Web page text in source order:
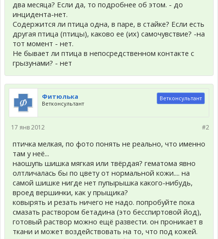
два месяца? Если да, то подробнее об этом. - до
инцидента-нет.
Содержится ли птица одна, в паре, в стайке? Если есть
другая птица (птицы), каково ее (их) самочувствие? -на
тот момент - нет.
Не бывает ли птица в непосредственном контакте с
грызунами? - нет
Фитюлька
Ветконсультант
Ветконсультант
#2
17 янв 2012
птичка мелкая, по фото понять не реально, что именно
там у неё...
наошупь шишка мягкая или твёрдая? гематома явно
олтличалась бы по цвету от нормальной кожи.... на
самой шишке нигде нет пупырышка какого-нибудь,
вроед вершинки, как у прыщика?
ковырять и резать ничего не надо. попробуйте пока
смазать раствором бетадина (это бесспиртовой йод),
готовый раствор можно ещё развести. он проникает в
ткани и может воздействовать на то, что под кожей.